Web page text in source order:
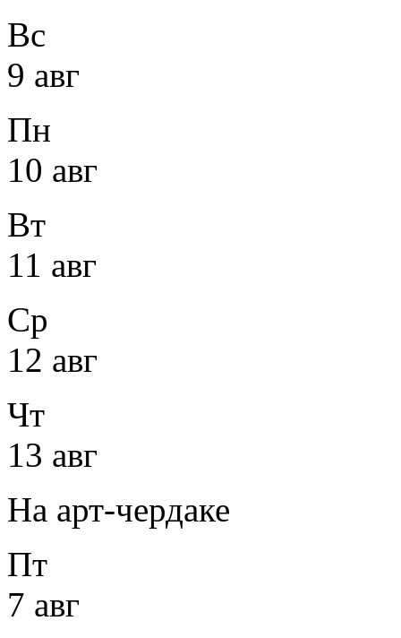
Вс
9 авг
Пн
10 авг
Вт
11 авг
Ср
12 авг
Чт
13 авг
На арт-чердаке
Пт
7 авг